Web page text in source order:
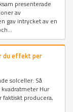
presenterade
av
gav intrycket av en
du effekt per
solceller: Så
Hur
faktiskt producera,